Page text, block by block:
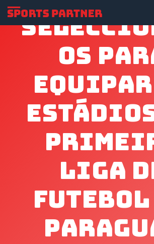
Os
Equipar
Liga
Futebol